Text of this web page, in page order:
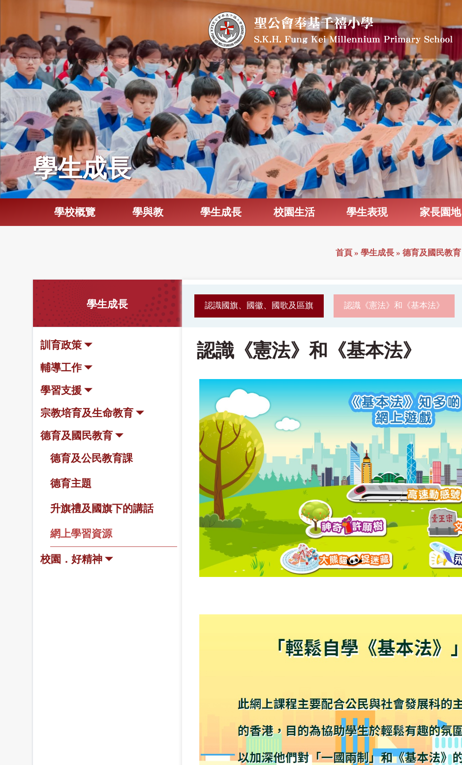
學生成長
學校概覽 學與教 學生成長 校園生活 學生表現 家長園地
首頁 » 學生成長» 德育及國民教育
學生成長
訓育政策
輔導工作
學習支援
宗教培育及生命教育
德育及國民教育
德育及公民教育課
德育主題
升旗禮及國旗下的講話
網上學習資源
校園．好精神
認識國旗、國徽、國歌及區旗 認識《憲法》和《基本法》
認識《憲法》和《基本法》